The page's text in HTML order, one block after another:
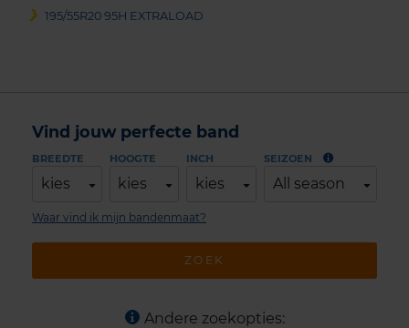
195/55R20 95H EXTRALOAD
Vind jouw perfecte band
BREEDTE
kies
HOOGTE
kies
INCH
kies
SEIZOEN
All season
ZOEK
Waar vind ik mijn bandenmaat?
Andere zoekopties: